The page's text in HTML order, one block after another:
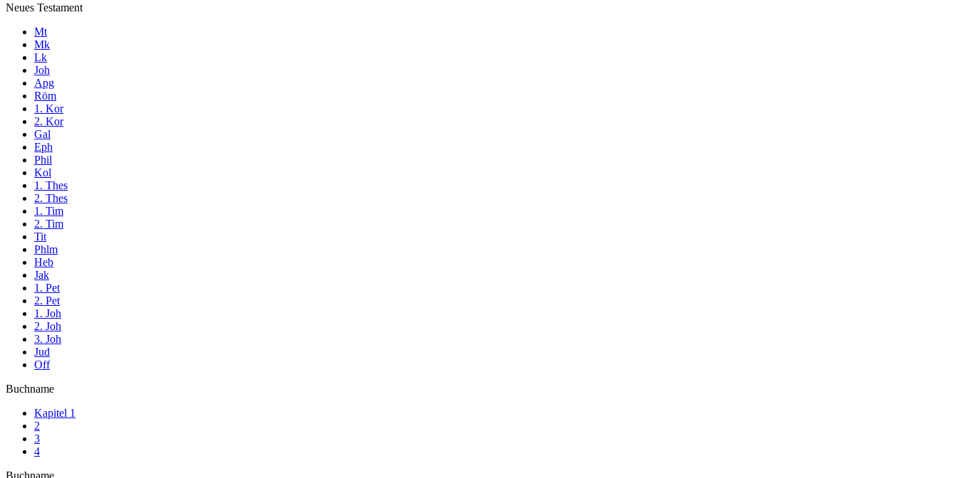
Neues Testament
Mt
Mk
Lk
Joh
Apg
Röm
1. Kor
2. Kor
Gal
Eph
Phil
Kol
1. Thes
2. Thes
1. Tim
2. Tim
Tit
Phlm
Heb
Jak
1. Pet
2. Pet
1. Joh
2. Joh
3. Joh
Jud
Off
Buchname
Kapitel 1
2
3
4
Buchname